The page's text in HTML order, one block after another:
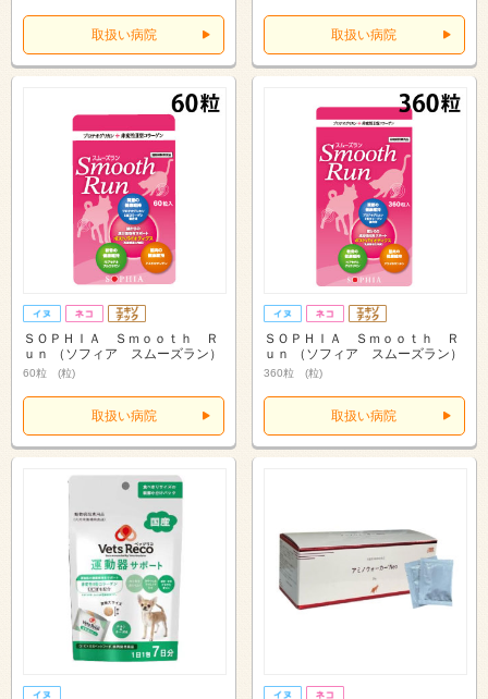
取扱い病院 取扱い病院
ＳＯＰＨＩＡ Ｓｍｏｏｔｈ Ｒ
ｕｎ （ソフィア スムーズラン）
60粒 (粒)
取扱い病院
ＳＯＰＨＩＡ Ｓｍｏｏｔｈ Ｒ
ｕｎ （ソフィア スムーズラン）
360粒 (粒)
取扱い病院